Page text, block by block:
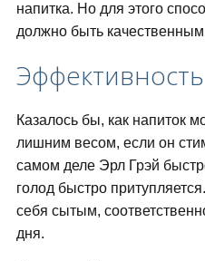
напитка. Но для этого
должно быть
Эффективность
Казалось бы, как напиток
лишним весом, если он
самом деле Эрл Грэй
голод быстро
себя сытым,
дня.